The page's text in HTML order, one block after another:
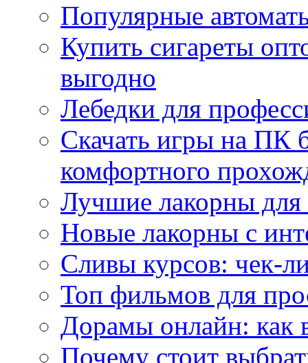
Популярные
Купить сигареты
выгодно
Лебедки для
Скачать игры на ПК
комфортного
Лучшие лакорны для
Новые лакорны с
Сливы курсов: чек-
Топ фильмов для
Дорамы онлайн: как
Почему стоит